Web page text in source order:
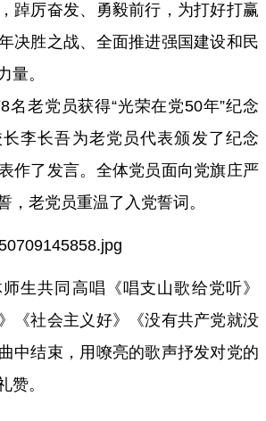
踔厉奋发、勇毅前行，为打好打赢
决胜之战、全面推进强国建设和民
量。
老党员获得“光荣在党50年”纪念
李长吾为老党员代表颁发了纪念
作了发言。全体党员面向党旗庄严
，老党员重温了入党誓词。
共同高唱《唱支山歌给党听》
《社会主义好》《没有共产党就没
中结束，用嘹亮的歌声抒发对党的
赞。